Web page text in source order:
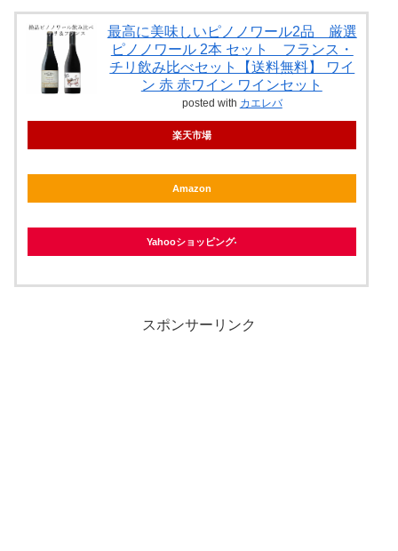
最高に美味しいピノノワール2品 厳選
ピノノワール 2本 セット フランス・
チリ飲み比べセット【送料無料】 ワイ
ン 赤 赤ワイン ワインセット
posted with カエレバ
楽天市場
Amazon
Yahooショッピング
スポンサーリンク